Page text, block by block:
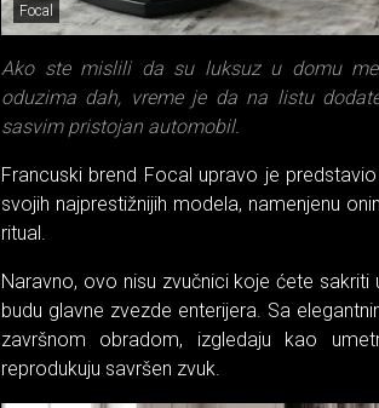
Focal
Ako ste mislili da su luksuz u domu
oduzima dah, vreme je da na listu
sasvim pristojan automobil.
Francuski brend Focal upravo je
svojih najprestižnijih modela, namenjenu
ritual.
Naravno, ovo nisu zvučnici koje ćete
budu glavne zvezde enterijera. Sa
završnom obradom, izgledaju kao
reprodukuju savršen zvuk.